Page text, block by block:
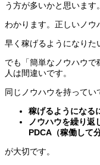
う方が多いかと思います。
わかります。正しいノウ
早く稼げるようになりた
でも「簡単なノウハウ
人は間違いです。
同じノウハウを持ってい
稼げるようになる
ノウハウを繰り返
PDCA（稼働して
が大切です。